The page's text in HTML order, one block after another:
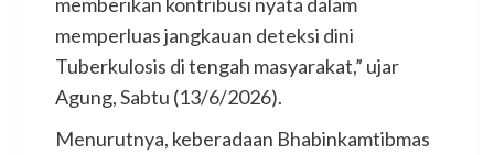
memperluas jangkauan deteksi dini
Tuberkulosis di tengah masyarakat,” ujar
Agung, Sabtu (13/6/2026).
Menurutnya, keberadaan Bhabinkamtibmas